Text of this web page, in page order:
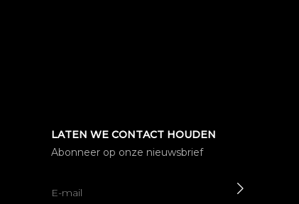
LATEN WE CONTACT HOUDEN
Abonneer op onze nieuwsbrief